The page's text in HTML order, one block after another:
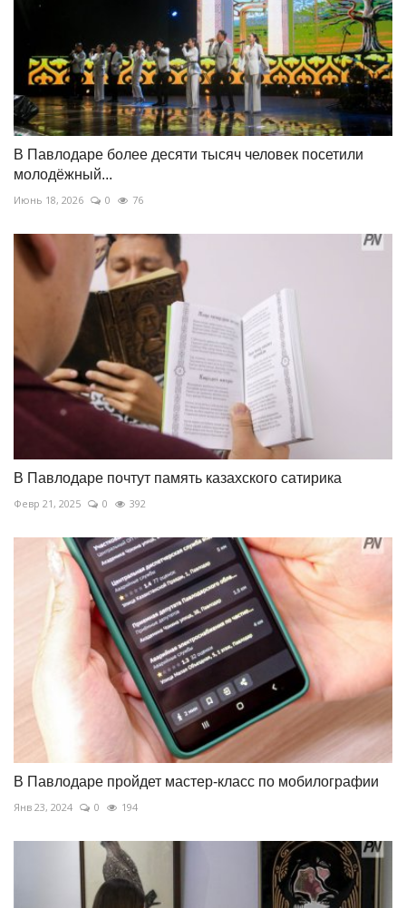
В Павлодаре более десяти тысяч человек посетили
молодёжный...
Июнь 18, 2026 0 76
В Павлодаре почтут память казахского сатирика
Февр 21, 2025 0 392
В Павлодаре пройдет мастер-класс по мобилографии
Янв 23, 2024 0 194